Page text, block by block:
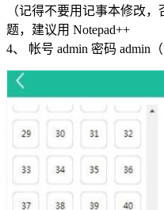
（记得不要用记事本修改
题，建议用 Notepad++
4、 帐号 admin 密码 admin